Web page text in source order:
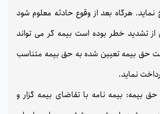
نماید. هرگاه بعد از وقوع حادثه معلوم شود
تشدید خطر بوده است بیمه گر می تواند
حق بیمه تعیین شده به حق بیمه متناسب
نماید.
حق بیمه: بیمه نامه با تقاضای بیمه گزار و